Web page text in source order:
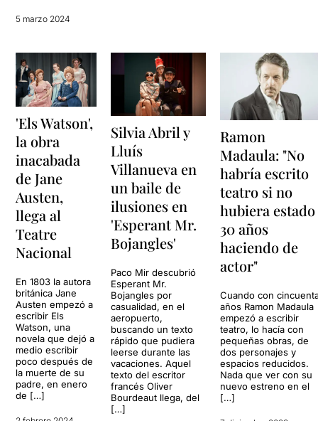
5 marzo 2024
'Els Watson',
la obra
inacabada
de Jane
Austen,
llega al
Teatre
Nacional
En 1803 la autora
británica Jane
Austen empezó a
escribir Els
Watson, una
novela que dejó a
medio escribir
poco después de
la muerte de su
padre, en enero
de […]
Silvia Abril y
Lluís
Villanueva en
un baile de
ilusiones en
'Esperant Mr.
Bojangles'
Paco Mir descubrió
Esperant Mr.
Bojangles por
casualidad, en el
aeropuerto,
buscando un texto
rápido que pudiera
leerse durante las
vacaciones. Aquel
texto del escritor
francés Oliver
Bourdeaut llega, del
[…]
Ramon
Madaula: "No
habría escrito
teatro si no
hubiera estado
30 años
haciendo de
actor"
Cuando con
años Ramon Madaula
empezó a escribir
teatro, lo hacía con
pequeñas obras, de
dos personajes y
espacios reducidos.
Nada que ver con su
nuevo estreno en el
[…]